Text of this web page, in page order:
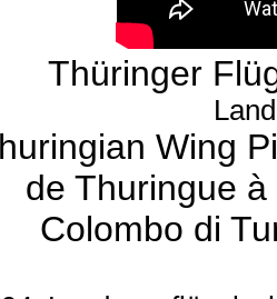
Thüringer
Wing
de Thuringue
Colombo di